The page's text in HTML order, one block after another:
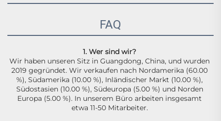
FAQ
1. Wer sind wir?
Wir haben unseren Sitz in Guangdong, China, und wurden
2019 gegründet. Wir verkaufen nach Nordamerika (60.00
%), Südamerika (10.00 %), Inländischer Markt (10.00 %),
Südostasien (10.00 %), Südeuropa (5.00 %) und Norden
Europa (5.00 %). In unserem Büro arbeiten insgesamt
etwa 11-50 Mitarbeiter.